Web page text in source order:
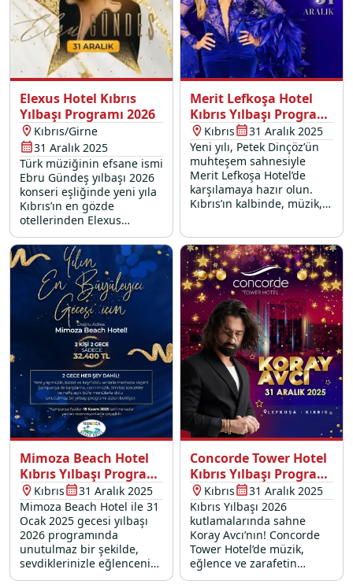
Elexus Hotel Kıbrıs
Yılbaşı Programı 2026
Kıbrıs/Girne
31 Aralık 2025
Türk müziğinin efsane ismi
Ebru Gündeş yılbaşı 2026
konseri eşliğinde yeni yıla
Kıbrıs’ın en gözde
otellerinden Elexus
Hotel’de “merhaba”
demeye hazır mısınız?
Merit Lefkoşa Hotel
Kıbrıs Yılbaşı Programı
2026Kıbrıs
31 Aralık 2025
Yeni yılı, Petek Dinçöz’ün
muhteşem sahnesiyle
Merit Lefkoşa Hotel’de
karşılamaya hazır olun.
Kıbrıs’ın kalbinde, müzik,
yerinizi şimdiden ayırtın!
Mimoza Beach Hotel
Kıbrıs Yılbaşı Programı
2026Kıbrıs
31 Aralık 2025
Mimoza Beach Hotel ile 31
Ocak 2025 gecesi yılbaşı
2026 programında
unutulmaz bir şekilde,
sevdiklerinizle eğlencenin,
müziğin ve lezzetin tadını
Concorde Tower Hotel
Kıbrıs Yılbaşı Programı
2026Kıbrıs
31 Aralık 2025
Kıbrıs Yılbaşı 2026
kutlamalarında sahne
Koray Avcı’nın! Concorde
Tower Hotel’de müzik,
eğlence ve zarafetin
buluştuğu bu özel gecede